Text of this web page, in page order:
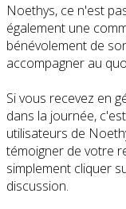
Noethys, ce n'est
également une
bénévolement de
accompagner au
Si vous recevez en
dans la journée,
utilisateurs de
témoigner de votre
simplement cliquer
discussion.